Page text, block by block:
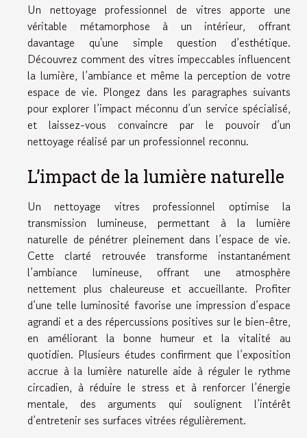
Un nettoyage professionnel de vitres apporte une
véritable métamorphose à un intérieur, offrant
davantage qu'une simple question d’esthétique.
Découvrez comment des vitres impeccables influencent
la lumière, l’ambiance et même la perception de votre
espace de vie. Plongez dans les paragraphes suivants
pour explorer l’impact méconnu d’un service spécialisé,
et laissez-vous convaincre par le pouvoir d’un
nettoyage réalisé par un professionnel reconnu.
L’impact de la lumière naturelle
Un nettoyage vitres professionnel optimise la
transmission lumineuse, permettant à la lumière
naturelle de pénétrer pleinement dans l’espace de vie.
Cette clarté retrouvée transforme instantanément
l’ambiance lumineuse, offrant une atmosphère
nettement plus chaleureuse et accueillante. Profiter
d’une telle luminosité favorise une impression d’espace
agrandi et a des répercussions positives sur le bien-être,
en améliorant la bonne humeur et la vitalité au
quotidien. Plusieurs études confirment que l’exposition
accrue à la lumière naturelle aide à réguler le rythme
circadien, à réduire le stress et à renforcer l’énergie
mentale, des arguments qui soulignent l’intérêt
d’entretenir ses surfaces vitrées régulièrement.